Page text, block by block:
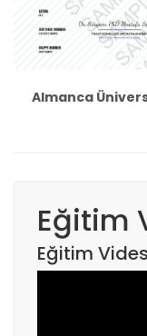
Almanca
Eğitim
Eğitim